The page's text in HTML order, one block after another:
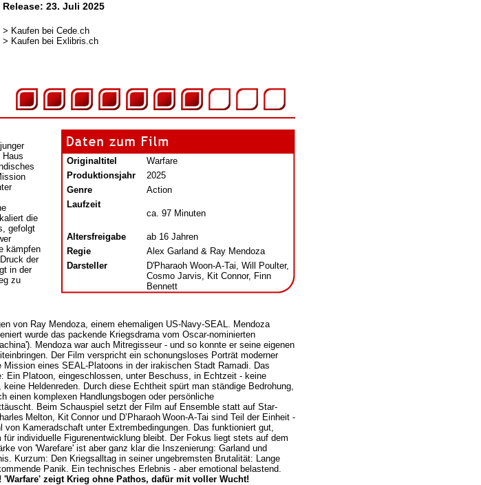
Release: 23. Juli 2025
> Kaufen bei Cede.ch
> Kaufen bei Exlibris.ch
die
gefolgt
kämpfen
der
in der
zu
Originaltitel
Warfare
Produktionsjahr
2025
Genre
Action
Laufzeit
ca. 97 Minuten
Altersfreigabe
ab 16 Jahren
Regie
Alex Garland & Ray Mendoza
Darsteller
D'Pharaoh Woon-A-Tai, Will Poulter,
Cosmo Jarvis, Kit Connor, Finn
Bennett
von Ray Mendoza, einem ehemaligen US-Navy-SEAL. Mendoza
wurde das packende Kriegsdrama vom Oscar-nominierten
Mendoza war auch Mitregisseur - und so konnte er seine eigenen
Der Film verspricht ein schonungsloses Porträt moderner
eines SEAL-Platoons in der irakischen Stadt Ramadi. Das
Ein Platoon, eingeschlossen, unter Beschuss, in Echtzeit - keine
Heldenreden. Durch diese Echtheit spürt man ständige Bedrohung,
einen komplexen Handlungsbogen oder persönliche
Beim Schauspiel setzt der Film auf Ensemble statt auf Star-
Melton, Kit Connor und D’Pharaoh Woon‑A‑Tai sind Teil der Einheit -
von Kameradschaft unter Extrembedingungen. Das funktioniert gut,
individuelle Figurenentwicklung bleibt. Der Fokus liegt stets auf dem
von 'Warefare' ist aber ganz klar die Inszenierung: Garland und
Kurzum: Den Kriegsalltag in seiner ungebremsten Brutalität: Lange
Panik. Ein technisches Erlebnis - aber emotional belastend.
zeigt Krieg ohne Pathos, dafür mit voller Wucht!